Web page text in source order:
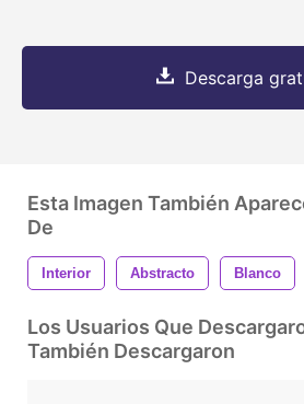
Descarga
Esta Imagen También
De
Interior Abstracto Blanco
Los Usuarios Que
También Descargaron